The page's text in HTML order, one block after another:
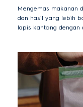
Mengemas makanan
dan hasil yang lebih
lapis kantong dengan
*Berdasarkan uji
lemari pendingin
wadah. Hasil bisa
dan temperatur